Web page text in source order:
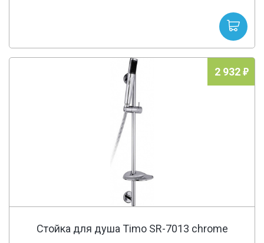
2 932
Стойка для душа Timo SR-7013 chrome